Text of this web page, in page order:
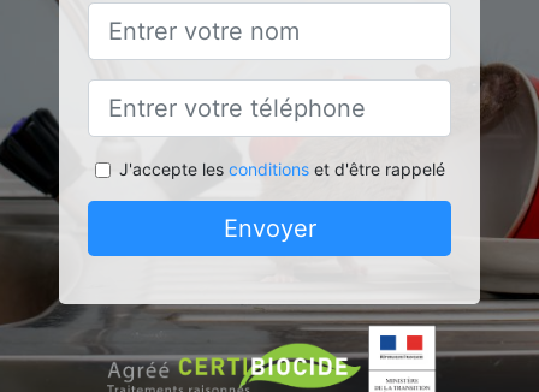
J'accepte les conditionset d'être rappelé
Envoyer